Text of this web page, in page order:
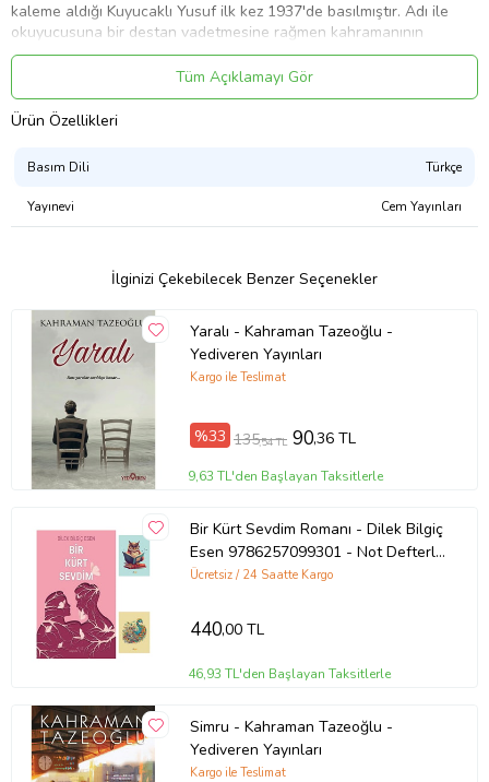
kaleme aldığı Kuyucaklı Yusuf ilk kez 1937'de basılmıştır. Adı ile
okuyucusuna bir destan vadetmesine rağmen kahramanının
tereddütlerinin ve zayıflıklarının aktarıldığı romanda, sadece
duyguları değil, 1910'ların Anadolu'sundaki toplumsal yaşam da
Ürün Kodu: 9786057572776
Yazar: Sabahattin Ali
Basım Yılı: 2020
Kapak Türü: Bez Ciltli
Kağıt Cinsi: Kitap Kağıdı
Çevirmen:
Ürün Kodu:kcm63452995
Tüm Açıklamayı Gör
Ürün Özellikleri
Basım Dili Türkçe
Yayınevi Cem Yayınları
İlginizi Çekebilecek Benzer Seçenekler
Yaralı - Kahraman Tazeoğlu -
Yediveren Yayınları
Kargo ile Teslimat
%33 135,54 TL 90,36 TL
9,63 TL'den Başlayan Taksitlerle
Bir Kürt Sevdim Romanı - Dilek Bilgiç
Esen 9786257099301 - Not Defterli
Seti (Renksiz)
Ücretsiz / 24 Saatte Kargo
440,00 TL
46,93 TL'den Başlayan Taksitlerle
Simru - Kahraman Tazeoğlu -
Yediveren Yayınları
Kargo ile Teslimat